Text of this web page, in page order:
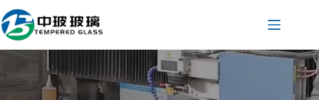
ン
テ
ン